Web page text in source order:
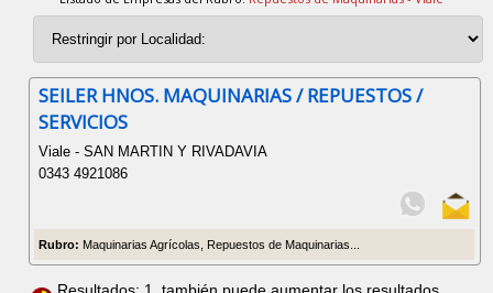
SEILER HNOS. MAQUINARIAS / REPUESTOS /
SERVICIOS
Viale - SAN MARTIN Y RIVADAVIA
0343 4921086
Rubro: Maquinarias Agrícolas, Repuestos de Maquinarias...